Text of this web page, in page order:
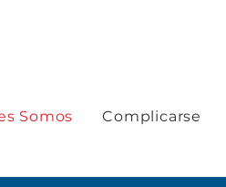
Somos Complicarse